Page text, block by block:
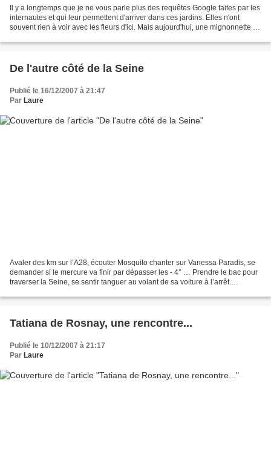
Il y a longtemps que je ne vous parle plus des requêtes Google faites par les
internautes et qui leur permettent d'arriver dans ces jardins. Elles n'ont
souvent rien à voir avec les fleurs d'ici. Mais aujourd'hui, une mignonnette :
De l'autre côté de la Seine
Publié le 16/12/2007 à 21:47
Par Laure
Avaler des km sur l’A28, écouter Mosquito chanter sur Vanessa Paradis, se
demander si le mercure va finir par dépasser les - 4° … Prendre le bac pour
traverser la Seine, se sentir tanguer au volant de sa voiture à l’arrêt.
Tatiana de Rosnay, une rencontre...
Publié le 10/12/2007 à 21:17
Par Laure